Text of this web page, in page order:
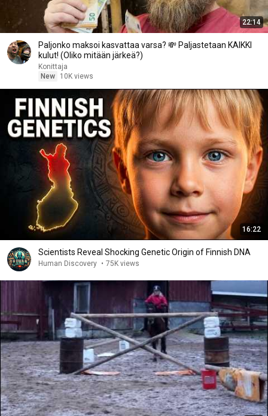
22:14
Paljonko maksoi kasvattaa varsa? 💸 Paljastetaan KAIKKI
kulut! (Oliko mitään järkeä?)
Konittaja
New
10K views
16:22
Scientists Reveal Shocking Genetic Origin of Finnish DNA
Human Discovery • 75K views